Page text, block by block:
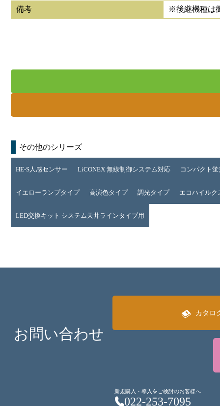
備考 ※後継機種は
その他のシリーズ
HE-S人感センサー LiCONEX 無線制御システム対応 コンパクト
イエローランプタイプ 高演色タイプ 調光タイプ エコハイルク
LED交換キット システム天井ラインタイプ用
お問い合わせ
カタロ
新規購入・導入をご検討のお客様へ
022-253-7095